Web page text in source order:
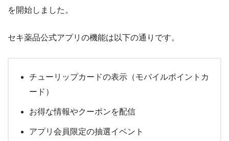
を開始しました。
セキ薬品公式アプリの機能は以下の通りです。
チューリップカードの表示（モバイルポイントカ
ード）
お得な情報やクーポンを配信
アプリ会員限定の抽選イベント